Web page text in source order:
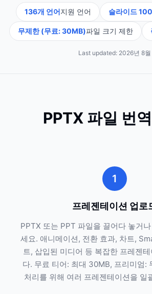
136개 언어지원 언어 슬라이드
무제한 (무료: 30MB)파일 크기 제한
Last updated: 2026년 8월
PPTX 파일 번
1
프레젠테이션 업로
PPTX 또는 PPT 파일을 끌어다 놓거
세요. 애니메이션, 전환 효과, 차트,
트, 삽입된 미디어 등 복잡한 프레젠
다. 무료 티어: 최대 30MB, 프리미엄:
처리를 위해 여러 프레젠테이션을 일